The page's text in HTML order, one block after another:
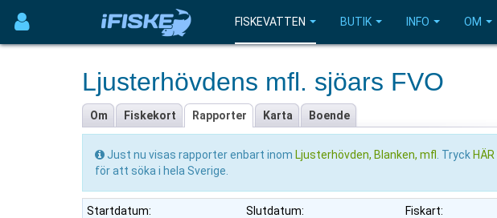
FISKEVATTEN BUTIK INFO OM
Ljusterhövdens mfl. sjöars FVO
Om Fiskekort Rapporter Karta Boende
Just nu visas rapporter enbart inom Ljusterhövden, Blanken, mfl . Tryck HÄR
för att söka i hela Sverige.
Startdatum: Slutdatum: Fiskart: